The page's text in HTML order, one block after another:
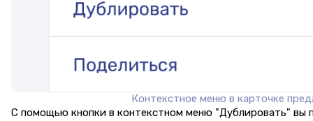
Контекстное меню в карточке
С помощью кнопки в контекстном меню "Дублировать" вы